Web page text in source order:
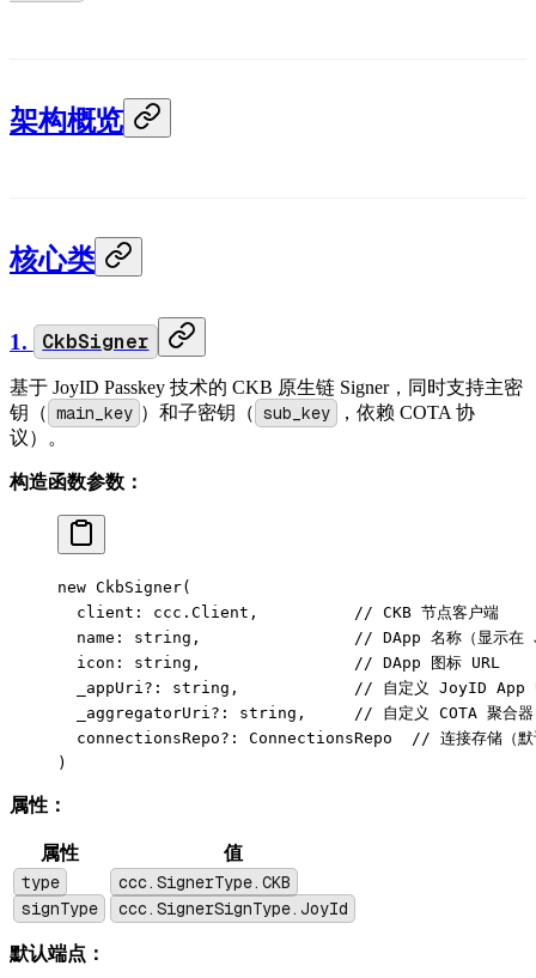
架构概览
核心类
1. CkbSigner
基于 JoyID Passkey 技术的 CKB 原生链 Signer，同时支持主密
钥（ main_key ）和子密钥（ sub_key
，依赖 COTA 协
议）。
构造函数参数：
new CkbSigner(
  client: ccc.Client,
// CKB 节点客户端
  name: string,
// DApp 名称（显示在
  icon: string,
// DApp 图标 URL
  _appUri
?: string,
// 自定义 JoyID App
  _aggregatorUri
?: string,
// 自定义 COTA 聚合器
  connectionsRepo
?: ConnectionsRepo
// 连接存储（
)
属性：
属性 值
type
ccc.SignerType.CKB
signType
ccc.SignerSignType.JoyId
默认端点：